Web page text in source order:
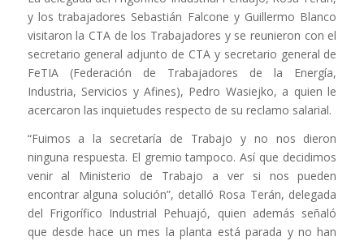
y los trabajadores Sebastián Falcone y Guillermo Blanco
visitaron la CTA de los Trabajadores y se reunieron con el
secretario general adjunto de CTA y secretario general de
FeTIA (Federación de Trabajadores de la Energía,
Industria, Servicios y Afines), Pedro Wasiejko, a quien le
acercaron las inquietudes respecto de su reclamo salarial.
“Fuimos a la secretaría de Trabajo y no nos dieron
ninguna respuesta. El gremio tampoco. Así que decidimos
venir al Ministerio de Trabajo a ver si nos pueden
encontrar alguna solución”, detalló Rosa Terán, delegada
del Frigorífico Industrial Pehuajó, quien además señaló
que desde hace un mes la planta está parada y no han